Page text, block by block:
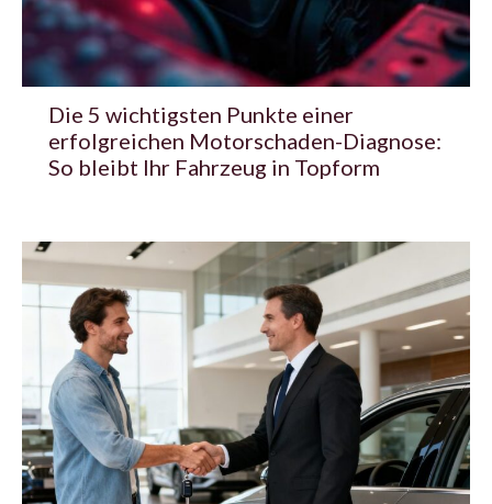
Die 5 wichtigsten Punkte einer
erfolgreichen Motorschaden-Diagnose:
So bleibt Ihr Fahrzeug in Topform